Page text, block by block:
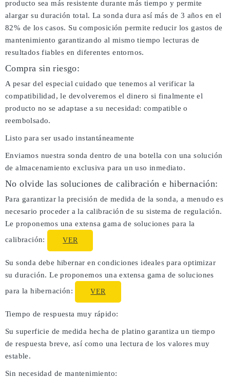
producto sea más resistente durante más tiempo y permite
alargar su duración total. La sonda dura así más de 3 años en el
82% de los casos. Su composición permite reducir los gastos de
mantenimiento garantizando al mismo tiempo lecturas de
resultados fiables en diferentes entornos.
Compra sin riesgo:
A pesar del especial cuidado que tenemos al verificar la
compatibilidad, le devolveremos el dinero si finalmente el
producto no se adaptase a su necesidad: compatible o
reembolsado.
Listo para ser usado instantáneamente
Enviamos nuestra sonda dentro de una botella con una solución
de almacenamiento exclusiva para un uso inmediato.
No olvide las soluciones de calibración e hibernación:
Para garantizar la precisión de medida de la sonda, a menudo es
necesario proceder a la calibración de su sistema de regulación.
Le proponemos una extensa gama de soluciones para la
calibración:
VER
Su sonda debe hibernar en condiciones ideales para optimizar
su duración. Le proponemos una extensa gama de soluciones
para la hibernación:
VER
Tiempo de respuesta muy rápido:
Su superficie de medida hecha de platino garantiza un tiempo
de respuesta breve, así como una lectura de los valores muy
estable.
Sin necesidad de mantenimiento: